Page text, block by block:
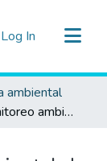
Log In (current)
ambiental
Informe de monitoreo ambiental de calidad de aire y aguas superficiales, realizado del 6 al 11 de octubre de 2015, en la Comunidad de Vichón, ubicada en la subcuenca del río Ayash y afluentes, distrito de San Pedro de Chana, provincia de Huari, departamento de Áncash